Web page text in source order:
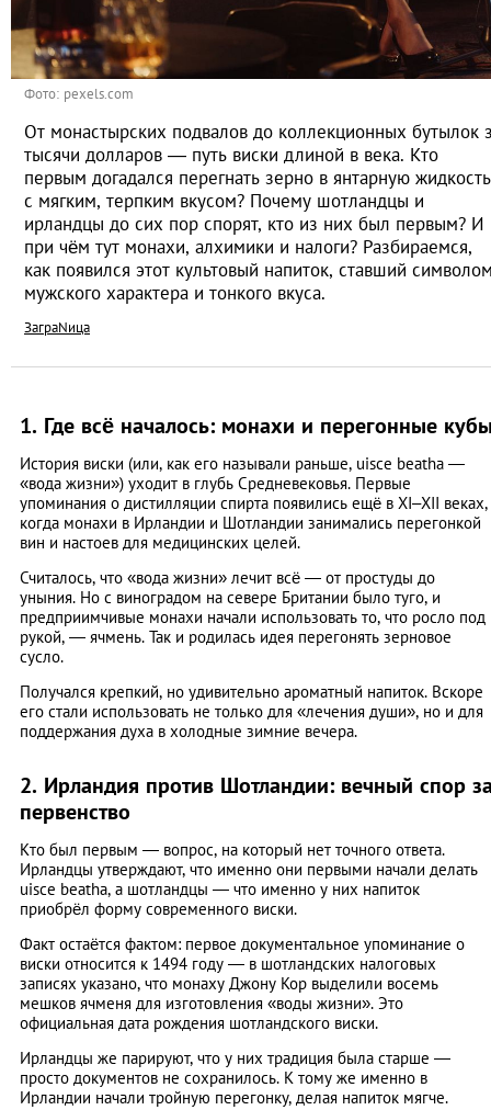
Фото: pexels.com
От монастырских подвалов до коллекционных бутылок
тысячи долларов — путь виски длиной в века. Кто
первым догадался перегнать зерно в янтарную жидкость
с мягким, терпким вкусом? Почему шотландцы и
ирландцы до сих пор спорят, кто из них был первым? И
при чём тут монахи, алхимики и налоги? Разбираемся,
как появился этот культовый напиток, ставший
мужского характера и тонкого вкуса.
ЗаграNица
1. Где всё началось: монахи и перегонные
История виски (или, как его называли раньше, uisce beatha —
«вода жизни») уходит в глубь Средневековья. Первые
упоминания о дистилляции спирта появились ещё в XI–XII веках,
когда монахи в Ирландии и Шотландии занимались перегонкой
вин и настоев для медицинских целей.
Считалось, что «вода жизни» лечит всё — от простуды до
уныния. Но с виноградом на севере Британии было туго, и
предприимчивые монахи начали использовать то, что росло под
рукой, — ячмень. Так и родилась идея перегонять зерновое
сусло.
Получался крепкий, но удивительно ароматный напиток. Вскоре
его стали использовать не только для «лечения души», но и для
поддержания духа в холодные зимние вечера.
2. Ирландия против Шотландии: вечный спор
первенство
Кто был первым — вопрос, на который нет точного ответа.
Ирландцы утверждают, что именно они первыми начали делать
uisce beatha, а шотландцы — что именно у них напиток
приобрёл форму современного виски.
Факт остаётся фактом: первое документальное упоминание о
виски относится к 1494 году — в шотландских налоговых
записях указано, что монаху Джону Кор выделили восемь
мешков ячменя для изготовления «воды жизни». Это
официальная дата рождения шотландского виски.
Ирландцы же парируют, что у них традиция была старше —
просто документов не сохранилось. К тому же именно в
Ирландии начали тройную перегонку, делая напиток мягче.